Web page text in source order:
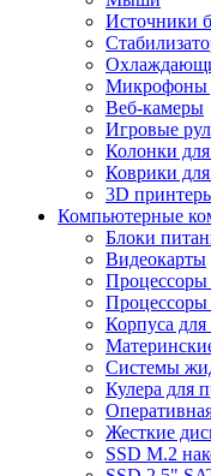
Источники
Микрофоны
Веб-камеры
Игровые
Колонки
Коврики
3D
Компьютерные
Блоки
Видеокарты
Процессоры
Корпуса
Системы
Кулера для
Жесткие
SSD M.2